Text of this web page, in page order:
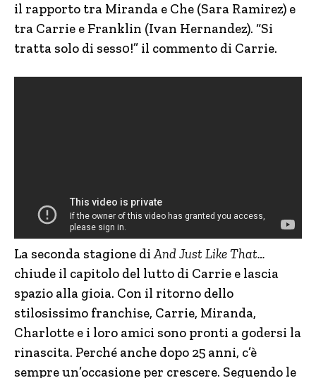
il rapporto tra Miranda e Che (Sara Ramirez) e
tra Carrie e Franklin (Ivan Hernandez). “Si
tratta solo di sess0!” il commento di Carrie.
La seconda stagione di And Just Like That…
chiude il capitolo del lutto di Carrie e lascia
spazio alla gioia. Con il ritorno dello
stilosissimo franchise, Carrie, Miranda,
Charlotte e i loro amici sono pronti a godersi la
rinascita. Perché anche dopo 25 anni, c’è
sempre un’occasione per crescere. Seguendo le